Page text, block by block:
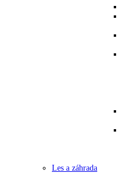
Les a záhrada